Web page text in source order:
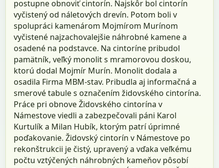
postupne obnoviť cintorín. Najskôr bol cintorín
vyčistený od náletových drevín. Potom boli v
spolupráci kamenárom Mojmírom Murínom
vyčistené najzachovalejšie náhrobné kamene a
osadené na podstavce. Na cintoríne pribudol
pamätník, veľký monolit s mramorovou doskou,
ktorú dodal Mojmír Murín. Monolit dodala a
osadila Firma MBM-stav. Pribudla aj informačná a
smerové tabule s označením židovského cintorína.
Práce pri obnove Židovského cintorína v
Námestove viedli a zabezpečovali páni Karol
Kurtulík a Milan Hubík, ktorým patrí úprimné
poďakovanie. Židovský cintorín v Námestove po
rekonštrukcii je čistý, upravený a vďaka veľkému
počtu vztýčených náhrobných kameňov pôsobí